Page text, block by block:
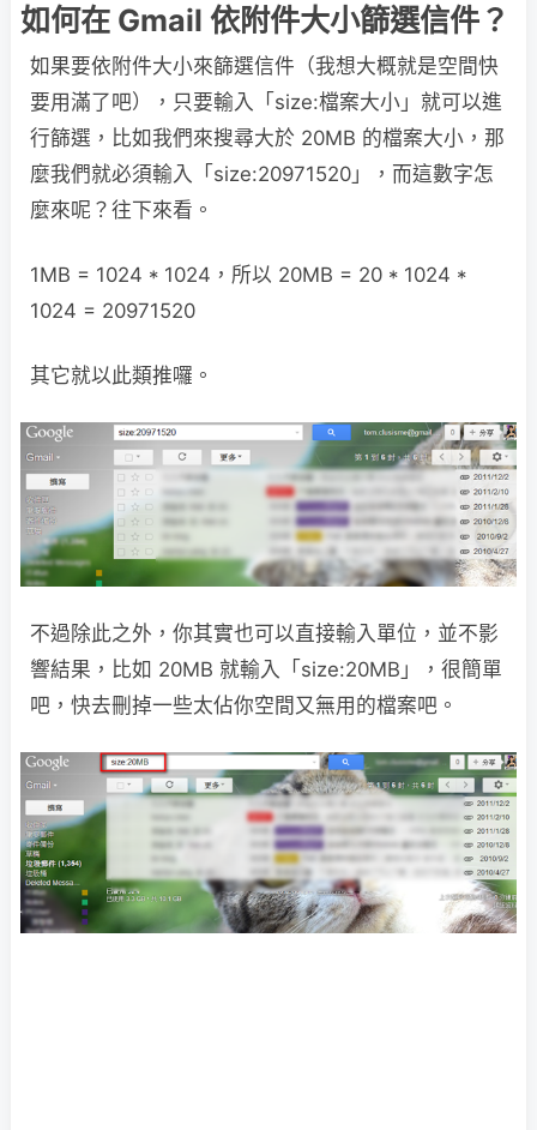
如何在 Gmail 依附件大小篩選信件？
如果要依附件大小來篩選信件（我想大概就是空間快
要用滿了吧），只要輸入「size:檔案大小」就可以進
行篩選，比如我們來搜尋大於 20MB 的檔案大小，那
麼我們就必須輸入「size:20971520」，而這數字怎
麼來呢？往下來看。
1MB = 1024 * 1024，所以 20MB = 20 * 1024 *
1024 = 20971520
其它就以此類推囉。
不過除此之外，你其實也可以直接輸入單位，並不影
響結果，比如 20MB 就輸入「size:20MB」，很簡單
吧，快去刪掉一些太佔你空間又無用的檔案吧。